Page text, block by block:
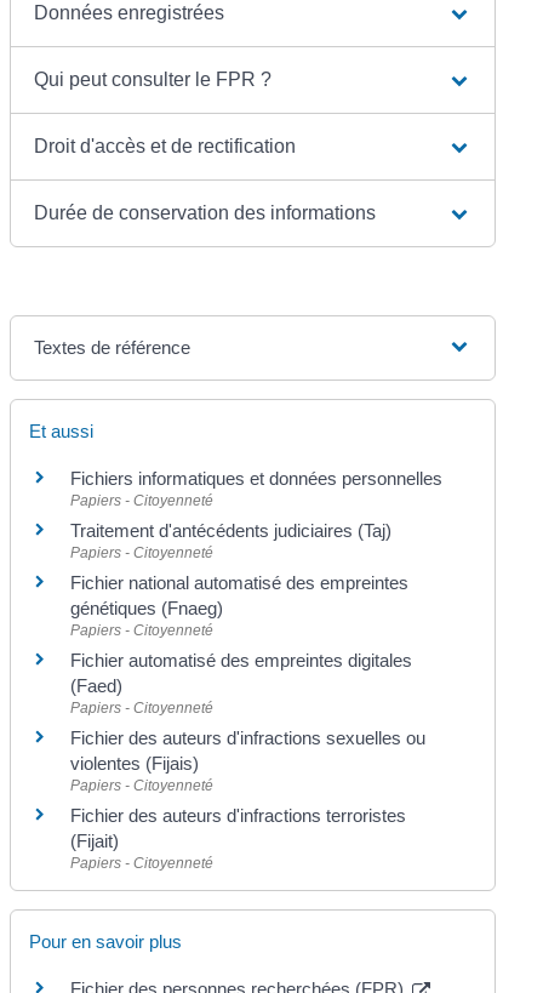
Données enregistrées
Qui peut consulter le FPR ?
Droit d'accès et de rectification
Durée de conservation des informations
Textes de référence
Et aussi
Fichiers informatiques et données personnelles
Papiers - Citoyenneté
Traitement d'antécédents judiciaires (Taj)
Papiers - Citoyenneté
Fichier national automatisé des empreintes
génétiques (Fnaeg)
Papiers - Citoyenneté
Fichier automatisé des empreintes digitales
(Faed)
Papiers - Citoyenneté
Fichier des auteurs d'infractions sexuelles ou
violentes (Fijais)
Papiers - Citoyenneté
Fichier des auteurs d'infractions terroristes
(Fijait)
Papiers - Citoyenneté
Pour en savoir plus
Fichier des personnes recherchées (FPR)